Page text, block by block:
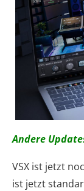
Andere
VSX ist jetzt
ist jetzt